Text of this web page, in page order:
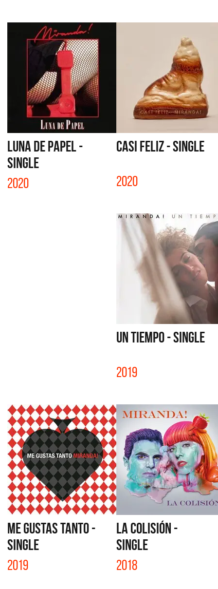
LUNA DE PAPEL -
SINGLE
2020
CASI FELIZ - SINGLE
2020
UN TIEMPO - SINGLE
2019
ME GUSTAS TANTO -
SINGLE
2019
LA COLISIÓN -
SINGLE
2018